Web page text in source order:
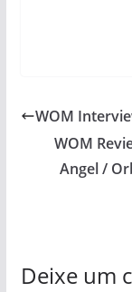
WOM
WOM
Angel /
Deixe um